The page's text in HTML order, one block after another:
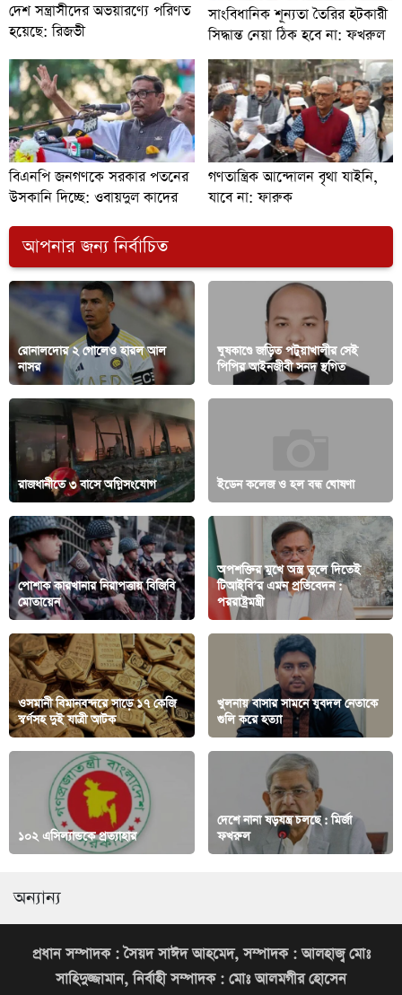
দেশ সন্ত্রাসীদের অভয়ারণ্যে পরিণত
হয়েছে: রিজভী
সাংবিধানিক শূন্যতা তৈরির হটকারী
সিদ্ধান্ত নেয়া ঠিক হবে না: ফখরুল
বিএনপি জনগণকে সরকার পতনের
উসকানি দিচ্ছে: ওবায়দুল কাদের
গণতান্ত্রিক আন্দোলন বৃথা যাইনি,
যাবে না: ফারুক
আপনার জন্য নির্বাচিত
রোনালদোর ২ গোলেও হারল আল
নাসর
ঘুষকাণ্ডে জড়িত পটুয়াখালীর সেই
পিপির আইনজীবী সনদ স্থগিত
রাজধানীতে ৩ বাসে অগ্নিসংযোগ ইডেন কলেজ ও হল বন্ধ ঘোষণা
পোশাক কারখানার নিরাপত্তায় বিজিবি
মোতায়েন
অপশক্তির মুখে অস্ত্র তুলে দিতেই
টিআইবি’র এমন প্রতিবেদন :
পররাষ্ট্রমন্ত্রী
ওসমানী বিমানবন্দরে সাড়ে ১৭ কেজি
স্বর্ণসহ দুই যাত্রী আটক
খুলনায় বাসার সামনে যুবদল নেতাকে
গুলি করে হত্যা
১০২ এসিল্যান্ডকে প্রত্যাহার
দেশে নানা ষড়যন্ত্র চলছে : মির্জা
ফখরুল
অন্যান্য
প্রধান সম্পাদক : সৈয়দ সাঈদ আহমেদ, সম্পাদক : আলহাজ্ব মোঃ
সাহিদুজ্জামান, নির্বাহী সম্পাদক : মোঃ আলমগীর হোসেন